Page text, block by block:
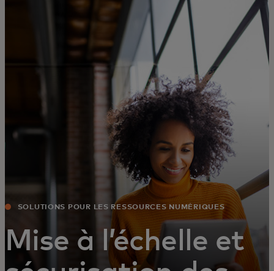
Pour vous
Pour l’entreprise
Pour le monde
Pour les innovateurs
Actualités et tendances
SOLUTIONS POUR LES RESSOURCES NUMÉRIQUES
Mise à l’échelle et